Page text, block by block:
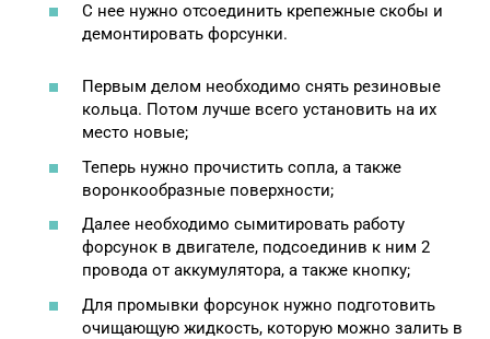
С нее нужно отсоединить крепежные скобы и
демонтировать форсунки.
Первым делом необходимо снять резиновые
кольца. Потом лучше всего установить на их
место новые;
Теперь нужно прочистить сопла, а также
воронкообразные поверхности;
Далее необходимо сымитировать работу
форсунок в двигателе, подсоединив к ним 2
провода от аккумулятора, а также кнопку;
Для промывки форсунок нужно подготовить
очищающую жидкость, которую можно залить в